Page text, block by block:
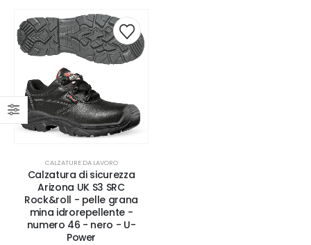
CALZATURE DA LAVORO
Calzatura di sicurezza
Arizona UK S3 SRC
Rock&roll - pelle grana
mina idrorepellente -
numero 46 - nero - U-
Power